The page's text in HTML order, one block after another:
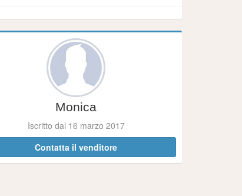
Monica
Iscritto dal 16 marzo 2017
Contatta il venditore